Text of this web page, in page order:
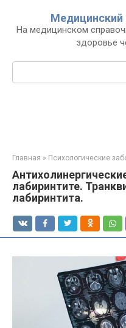
контенту
Медицинский
На медицинском
здоровье
Главная » Психологические
лабиринтите.
лабиринтита.